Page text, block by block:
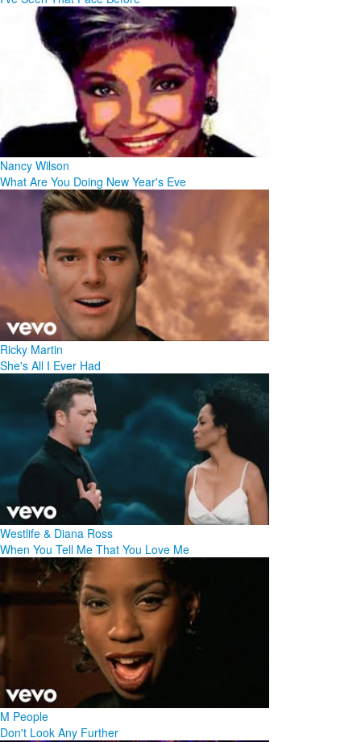
Nancy Wilson
What Are You Doing New Year's Eve
Ricky Martin
She's All I Ever Had
Westlife & Diana Ross
When You Tell Me That You Love Me
M People
Don't Look Any Further